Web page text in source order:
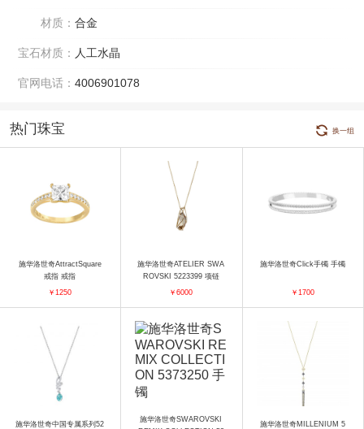
材质： 合金
宝石材质： 人工水晶
官网电话： 4006901078
热门珠宝 换一组
施华洛世奇AttractSquare
戒指 戒指
￥1250
施华洛世奇ATELIER SWA
ROVSKI 5223399 项链
￥6000
施华洛世奇Click手镯 手镯
￥1700
施华洛世奇中国专属系列52
施华洛世奇SWAROVSKI
施华洛世奇MILLENIUM 5